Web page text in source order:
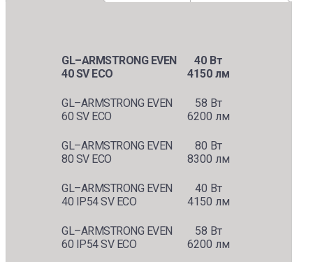
GL–ARMSTRONG EVEN
40 SV ECO
40 Вт
4150 лм
GL–ARMSTRONG EVEN
60 SV ECO
58 Вт
6200 лм
GL–ARMSTRONG EVEN
80 SV ECO
80 Вт
8300 лм
GL–ARMSTRONG EVEN
40 IP54 SV ECO
40 Вт
4150 лм
GL–ARMSTRONG EVEN
60 IP54 SV ECO
58 Вт
6200 лм